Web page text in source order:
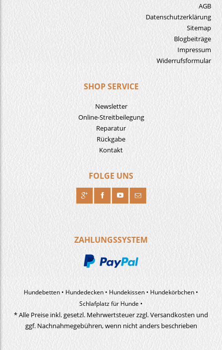
AGB
Datenschutzerklärung
Sitemap
Blogbeiträge
Impressum
Widerrufsformular
SHOP SERVICE
Newsletter
Online-Streitbeilegung
Reparatur
Rückgabe
Kontakt
FOLGE UNS
R H F J
ZAHLUNGSSYSTEM
Hundebetten Hundedecken Hundekissen
Hundekörbchen
Schlafplatz für Hunde
* Alle Preise inkl. gesetzl. Mehrwertsteuer zzgl. Versandkosten und
ggf. Nachnahmegebühren, wenn nicht anders beschrieben